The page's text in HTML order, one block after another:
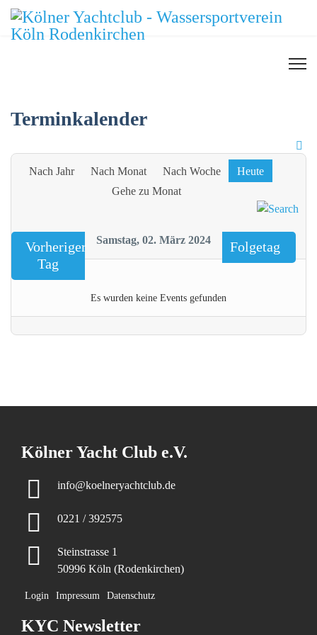
Terminkalender
Nach Jahr Nach Monat Nach Woche
Heute
Gehe zu Monat
Vorheriger
Tag
Samstag, 02. März 2024 Folgetag
Es wurden keine Events gefunden
Kölner Yacht Club e.V.
info@koelneryachtclub.de
0221 / 392575
Steinstrasse 1
50996 Köln (Rodenkirchen)
Login Impressum Datenschutz
KYC Newsletter